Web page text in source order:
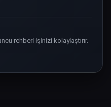
rehberi işinizi kolaylaştırır.